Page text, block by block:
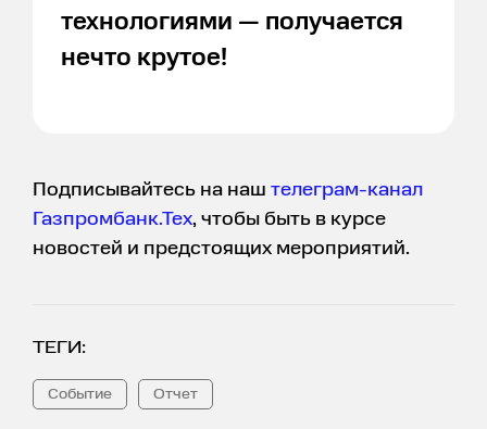
ТЕГИ:
Событие Отчет
технологиями — получается
нечто крутое!
Подписывайтесь на наш телеграм-канал
Газпромбанк.Тех, чтобы быть в курсе
новостей и предстоящих мероприятий.